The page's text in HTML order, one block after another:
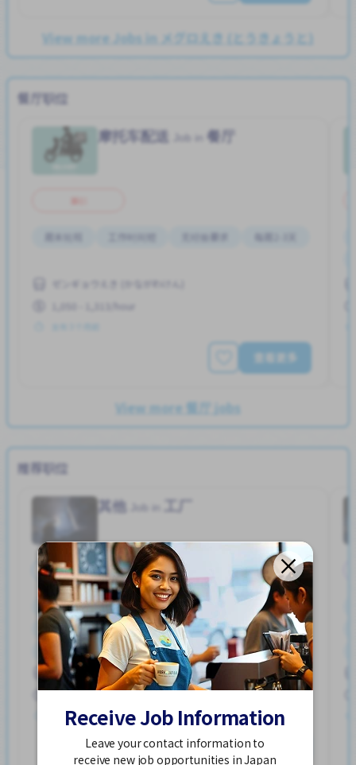
View more Jobs in メグロえき (とうきょうと)
餐厅职位
摩托车配送 餐厅
兼职
周末轮班 无经验要求 每周2-3天
ゼンギョウえき (かながわけん)
1,050 - 1,313/hour
查看更多
View more 餐厅 jobs
推荐职位
其他 工厂
全职
停车位 加薪 外籍员工
女性首选
宿舍部分覆盖
提供膳食
支付交通费
男性首选
ハユカえき (かがわけん)
250,000 - 400,000/month
发布 2个星期前
查看更多
Receive Job Information
Leave your contact information to
receive new job opportunities in Japan